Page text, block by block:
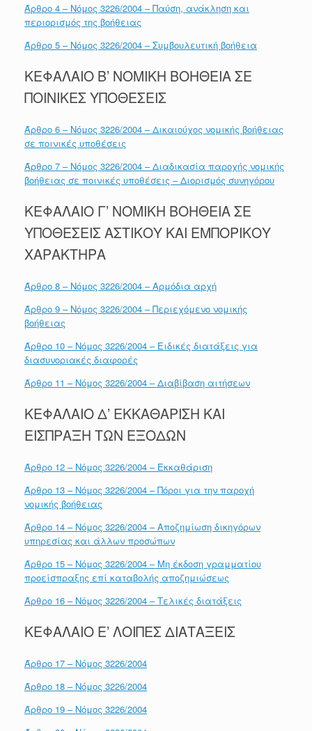
Άρθρο 4 – Νόμος 3226/2004 – Παύση, ανάκληση και
περιορισμός της βοήθειας
Άρθρο 5 – Νόμος 3226/2004 – Συμβουλευτική βοήθεια
ΚΕΦΑΛΑΙΟ Β’ ΝΟΜΙΚΗ ΒΟΗΘΕΙΑ ΣΕ
ΠΟΙΝΙΚΕΣ ΥΠΟΘΕΣΕΙΣ
Άρθρο 6 – Νόμος 3226/2004 – Δικαιούχος νομικής βοήθειας
σε ποινικές υποθέσεις
Άρθρο 7 – Νόμος 3226/2004 – Διαδικασία παροχής νομικής
βοήθειας σε ποινικές υποθέσεις – Διορισμός συνηγόρου
ΚΕΦΑΛΑΙΟ Γ’ ΝΟΜΙΚΗ ΒΟΗΘΕΙΑ ΣΕ
ΥΠΟΘΕΣΕΙΣ ΑΣΤΙΚΟΥ ΚΑΙ ΕΜΠΟΡΙΚΟΥ
ΧΑΡΑΚΤΗΡΑ
Άρθρο 8 – Νόμος 3226/2004 – Αρμόδια αρχή
Άρθρο 9 – Νόμος 3226/2004 – Περιεχόμενο νομικής
βοήθειας
Άρθρο 10 – Νόμος 3226/2004 – Ειδικές διατάξεις για
διασυνοριακές διαφορές
Άρθρο 11 – Νόμος 3226/2004 – Διαβίβαση αιτήσεων
ΚΕΦΑΛΑΙΟ Δ’ ΕΚΚΑΘΑΡΙΣΗ ΚΑΙ
ΕΙΣΠΡΑΞΗ ΤΩΝ ΕΞΟΔΩΝ
Άρθρο 12 – Νόμος 3226/2004 – Εκκαθάριση
Άρθρο 13 – Νόμος 3226/2004 – Πόροι για την παροχή
νομικής βοήθειας
Άρθρο 14 – Νόμος 3226/2004 – Αποζημίωση δικηγόρων
υπηρεσίας και άλλων προσώπων
Άρθρο 15 – Νόμος 3226/2004 – Μη έκδοση γραμματίου
προείσπραξης επί καταβολής αποζημιώσεως
Άρθρο 16 – Νόμος 3226/2004 – Τελικές διατάξεις
ΚΕΦΑΛΑΙΟ Ε’ ΛΟΙΠΕΣ ΔΙΑΤΑΞΕΙΣ
Άρθρο 17 – Νόμος 3226/2004
Άρθρο 18 – Νόμος 3226/2004
Άρθρο 19 – Νόμος 3226/2004